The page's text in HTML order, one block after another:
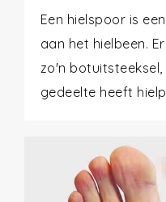
Een hielspoor is
aan het hielbeen.
zo'n botuitsteeksel,
gedeelte heeft